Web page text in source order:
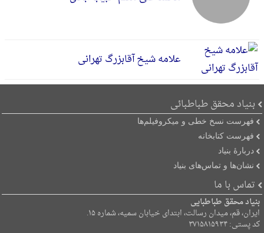
علامه شیخ آقابزرگ تهرانی
بنیاد محقق طباطبائی
فهرست نسخ خطی و میکروفیلم‌ها
فهرست کتابخانه
دربارۀ بنیاد
نشان‌ها و تماس‌های بنیاد
تماس با ما
بنیاد محقق طباطبایی
ایران، قم، میدان رسالت، ابتدای خیابان سمیه، شماره ۱۵.
کد پستی: ۳۷۱۵۸۱۵۹۳۴